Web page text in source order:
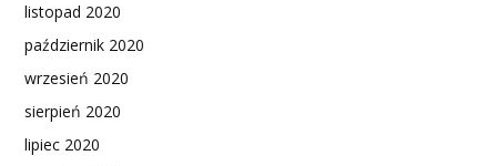
listopad 2020
październik 2020
wrzesień 2020
sierpień 2020
lipiec 2020